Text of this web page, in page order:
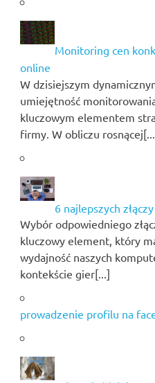
Monitoring cen
online
W dzisiejszym
umiejętność
kluczowym elementem
firmy. W obliczu
6 najlepszych
Wybór odpowiedniego
kluczowy element, który
wydajność naszych
kontekście gier[...]
prowadzenie profilu na